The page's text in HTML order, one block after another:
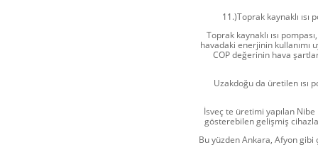
11.)Toprak kaynaklı ısı
Toprak kaynaklı ısı
havadaki enerjinin kullanımı
COP değerinin hava
Uzakdoğu da üretilen ısı
İsveç te üretimi yapılan
gösterebilen gelişmiş
Bu yüzden Ankara, Afyon gibi